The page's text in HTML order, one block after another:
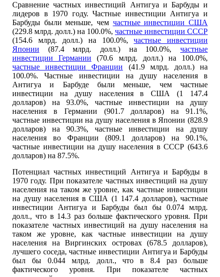
Сравнение частных инвестиций Антигуа и Барбуды и
лидеров в 1970 году. Частные инвестиции Антигуа и
Барбуды были меньше, чем частные инвестиции США
(229.8 млрд. долл.) на 100.0%, частные инвестиции СССР
(154.6 млрд. долл.) на 100.0%,частные инвестиции
Японии (87.4 млрд. долл.) на 100.0%, частные
инвестиции Германии (70.6 млрд. долл.) на 100.0%,
частные инвестиции Франции (41.9 млрд. долл.) на
100.0%. Частные инвестиции на душу населения в
Антигуа и Барбуде были меньше, чем частные
инвестиции на душу населения в США (1 147.4
долларов) на 93.0%, частные инвестиции на душу
населения в Германии (901.7 долларов) на 91.1%,
частные инвестиции на душу населения в Японии (828.9
долларов) на 90.3%, частные инвестиции на душу
населения во Франции (809.1 долларов) на 90.1%,
частные инвестиции на душу населения в СССР (643.6
долларов) на 87.5%.
Потенциал частных инвестиций Антигуа и Барбуды в
1970 году. При показателе частных инвестиций на душу
населения на таком же уровне, как частные инвестиции
на душу населения в США (1 147.4 долларов), частные
инвестиции Антигуа и Барбуды был бы 0.074 млрд.
долл., что в 14.3 раз больше фактического уровня. При
показателе частных инвестиций на душу населения на
таком же уровне, как частные инвестиции на душу
населения на Виргинских островах (678.5 долларов),
лучшего соседа, частные инвестиции Антигуа и Барбуды
был бы 0.044 млрд. долл., что в 8.4 раз больше
фактического уровня. При показателе частных